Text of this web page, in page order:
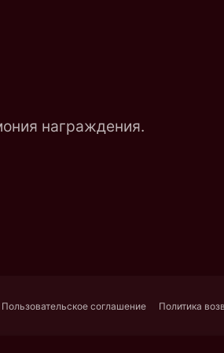
награждения.
Пользовательское соглашение Политика